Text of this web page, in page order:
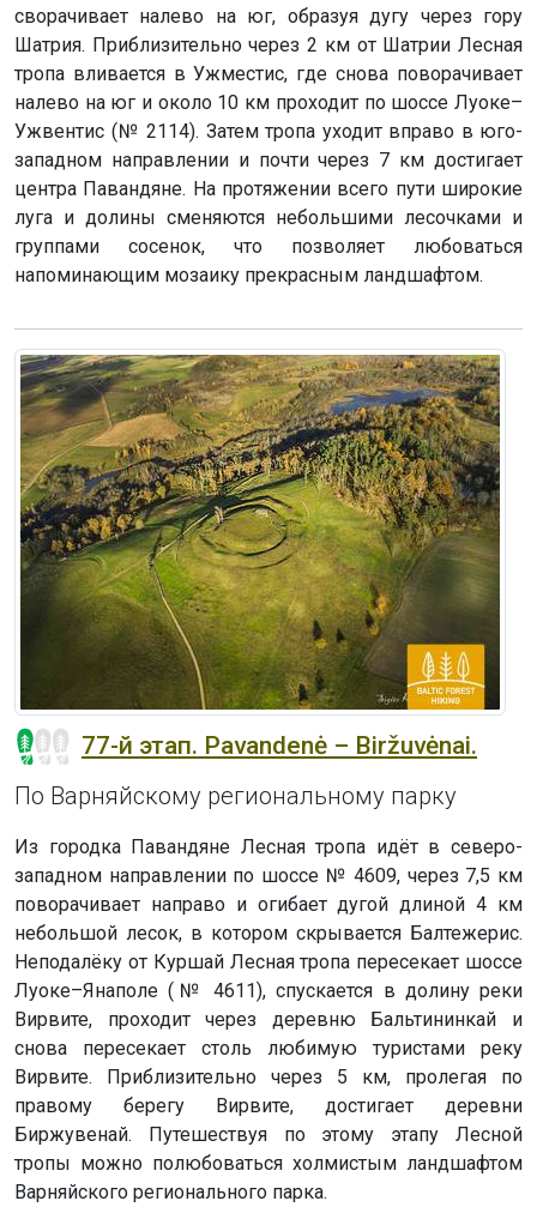
сворачивает налево на юг, образуя дугу через гору
Шатрия. Приблизительно через 2 км от Шатрии Лесная
тропа вливается в Ужместис, где снова поворачивает
налево на юг и около 10 км проходит по шоссе Луоке–
Ужвентис (№ 2114). Затем тропа уходит вправо в юго-
западном направлении и почти через 7 км достигает
центра Павандяне. На протяжении всего пути широкие
луга и долины сменяются небольшими лесочками и
группами сосенок, что позволяет любоваться
напоминающим мозаику прекрасным ландшафтом.
77-й этап. Pavandenė – Biržuvėnai.
По Варняйскому региональному парку
Из городка Павандяне Лесная тропа идёт в северо-
западном направлении по шоссе № 4609, через 7,5 км
поворачивает направо и огибает дугой длиной 4 км
небольшой лесок, в котором скрывается Балтежерис.
Неподалёку от Куршай Лесная тропа пересекает шоссе
Луоке–Янаполе (№ 4611), спускается в долину реки
Вирвите, проходит через деревню Бальтининкай и
снова пересекает столь любимую туристами реку
Вирвите. Приблизительно через 5 км, пролегая по
правому берегу Вирвите, достигает деревни
Биржувенай. Путешествуя по этому этапу Лесной
тропы можно полюбоваться холмистым ландшафтом
Варняйского регионального парка.